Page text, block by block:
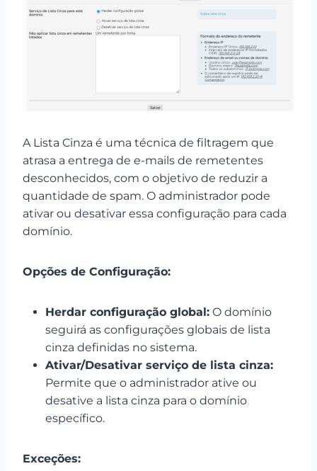
A Lista Cinza é uma técnica de filtragem que
atrasa a entrega de e-mails de remetentes
desconhecidos, com o objetivo de reduzir a
quantidade de spam. O administrador pode
ativar ou desativar essa configuração para cada
domínio.
Opções de Configuração:
Herdar configuração global: O domínio
seguirá as configurações globais de lista
cinza definidas no sistema.
Ativar/Desativar serviço de lista cinza:
Permite que o administrador ative ou
desative a lista cinza para o domínio
específico.
Exceções: